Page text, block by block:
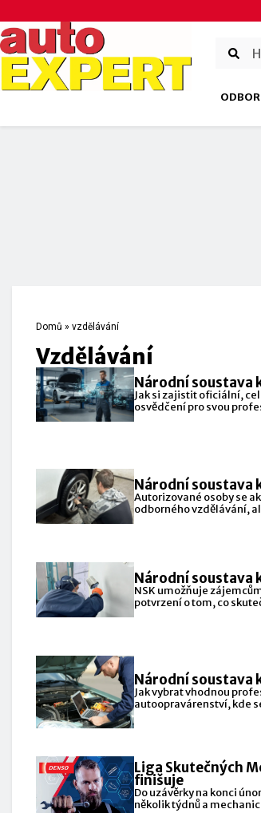
Domů » vzdělávání
vzdělávání
Národní soustava
Jak si zajistit oficiální,
osvědčení pro svou
Národní soustava
Autorizované osoby se
odborného vzdělávání,
pracovníkům z praxe
Národní soustava
NSK umožňuje
potvrzení o tom, co
na to,
Národní soustava
Jak vybrat vhodnou
autoopravárenství, kde
jak se na ni
Liga Skutečných
finišuje
Do uzávěrky na konci
několik týdnů a